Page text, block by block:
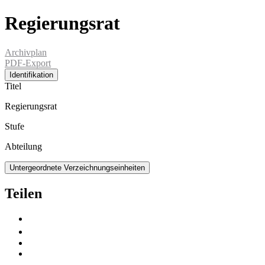
Regierungsrat
Archivplan
PDF-Export
Identifikation
Titel
Regierungsrat
Stufe
Abteilung
Untergeordnete Verzeichnungseinheiten
Teilen